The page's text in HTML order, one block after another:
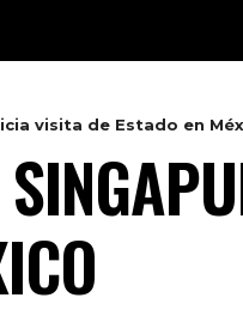
visita de Estado en